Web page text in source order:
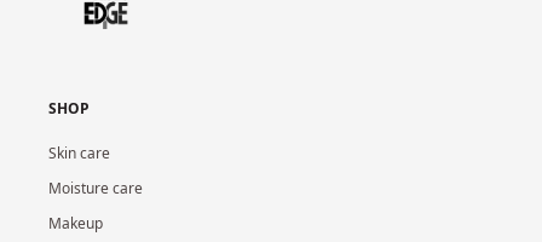
SHOP
Skin care
Moisture care
Makeup